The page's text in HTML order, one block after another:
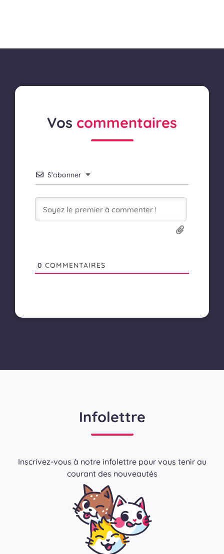
Vos commentaires
S’abonner
0 COMMENTAIRES
Infolettre
Inscrivez-vous à notre infolettre pour vous tenir au
courant des nouveautés